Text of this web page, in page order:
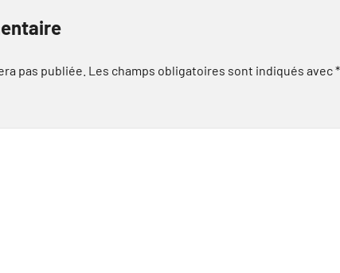
pas publiée. Les champs obligatoires sont indiqués avec*